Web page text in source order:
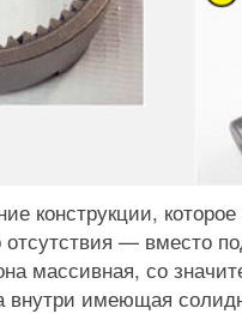
конструкции,
— вместо
массивная, со
внутри имеющая